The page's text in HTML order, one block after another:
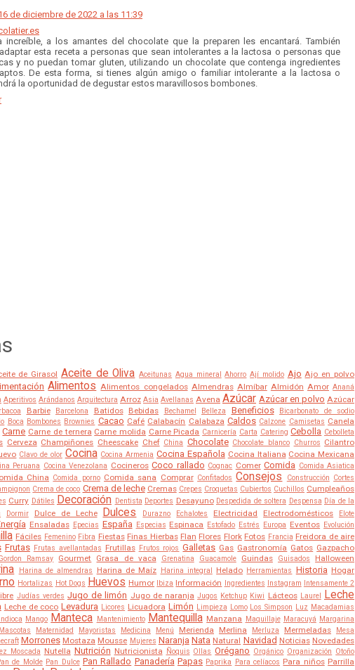
de diciembre de 2022 a las 11:39
increíble, a los amantes del chocolate que la preparen les encantará. También
esta receta a personas que sean intolerantes a la lactosa o personas que
y no puedan tomar gluten, utilizando un chocolate que contenga ingredientes
De esta forma, si tienes algún amigo o familiar intolerante a la lactosa o
la oportunidad de degustar estos maravillosos bombones.
de Girasol Aceite de Oliva Aceitunas Agua mineral Ahorro Ají molido Ajo Ajo en polvo
Alimentos Alimentos congelados Almendras Almíbar Almidón Amor Ananá
Aperitivos Arándanos Arquitectura Arroz Asia Avellanas Avena Azúcar Azúcar en polvo Azúcar
Barbie Barcelona Batidos Bebidas Bechamel Belleza Beneficios Bicarbonato de sodio
Boca Bombones Brownies Cacao Café Calabacín Calabaza Caldos Calzone Camisetas Canela
Carne Carne de ternera Carne molida Carne Picada Carnicería Carta Catering Cebolla Cebolleta
Cerveza Champiñones Cheescake Chef China Chocolate Chocolate blanco Churros Cilantro
Clavo de olor Cocina Cocina Armenia Cocina Española Cocina Italiana Cocina Mexicana
Peruana Cocina Venezolana Cocineros Coco rallado Cognac Comer Comida Comida Asiatica
China Comida porno Comida sana Comprar Confitados Consejos Construcción Cortes
Crema de coco Crema de leche Cremas Crepes Croquetas Cubiertos Cuchillos Cumpleaños
Curry Dátiles Decoración Dentista Deportes Desayuno Despedida de soltera Despensa Día de la
Dormir Dulce de Leche Dulces Durazno Echalotes Electricidad Electrodomésticos
Elote
Ensaladas Epecias España Especias Espinaca Estofado Estrés Europa Eventos Evolución
Fáciles Femenino Fibra Fiestas Finas Hierbas Flan Flores Flork Fotos Francia Freidora de aire
Frutas Frutas avellantadas Frutillas Frutos rojos Galletas Gas Gastronomía Gatos Gazpacho
Ramsay Gourmet Grasa de vaca Grenatina Guacamole Guindas Guisados
Halloween
Harina de almendras Harina de Maíz Harina integral Helado Herramientas Historia Hogar
Hortalizas Hot Dogs Huevos Humor Ibiza Información Ingredientes Instagram
Intensamente 2
Judías verdes Jugo de limón Jugo de naranja Jugos Ketchup Kiwi Lácteos Laurel Leche
Leche de coco Levadura Licores Licuadora Limón Limpieza Lomo Los Simpson Luz Macadamias
Mango Manteca Mantenimiento Mantequilla Manzana Maquillaje Maracuyá Margarina
Mascotas Maternidad Mayoristas Medicina Menú Merienda Merlina Merluza Mermeladas Mesa
Morrones Mostaza Mousse Mujeres Naranja Nata Natural Navidad Noticias Novedades
Moscada Nutella Nutrición Nutricionista Ñoquis Ollas Orégano Orgánico Organización Otoño
de Molde Pan Dulce Pan Rallado Panadería Papas Paprika Para celíacos Para niños Parrilla